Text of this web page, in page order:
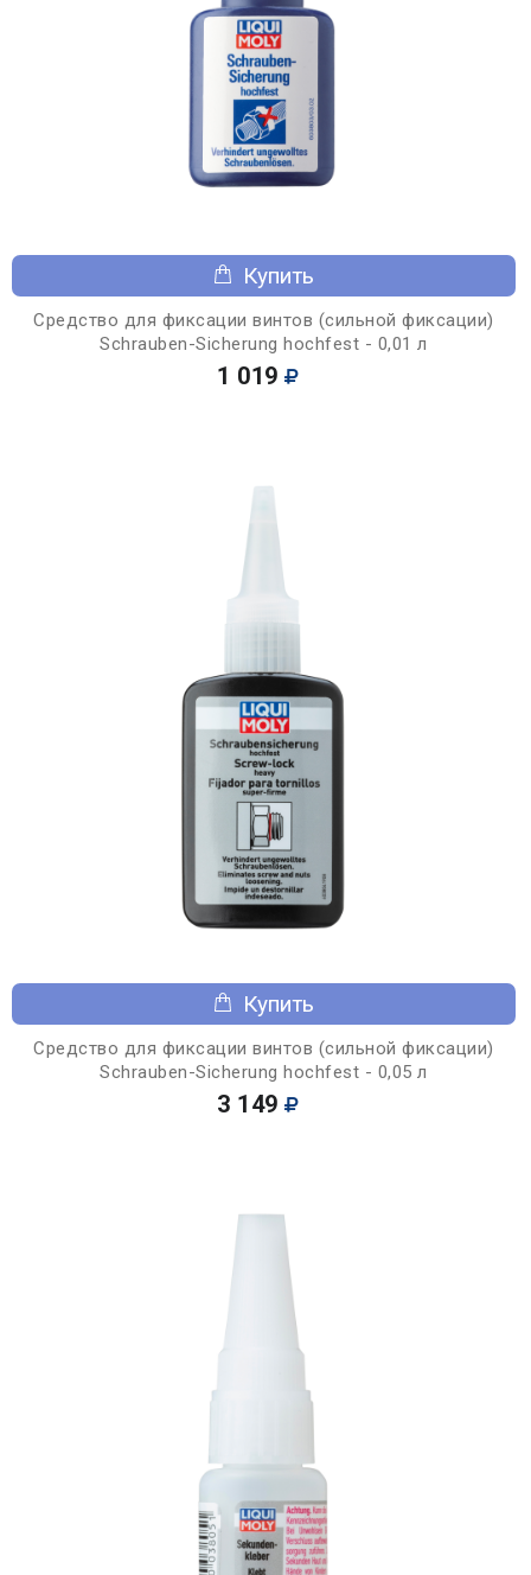
Купить
Средство для фиксации винтов (сильной фиксации)
Schrauben-Sicherung hochfest - 0,01 л
1 019
Купить
Средство для фиксации винтов (сильной фиксации)
Schrauben-Sicherung hochfest - 0,05 л
3 149